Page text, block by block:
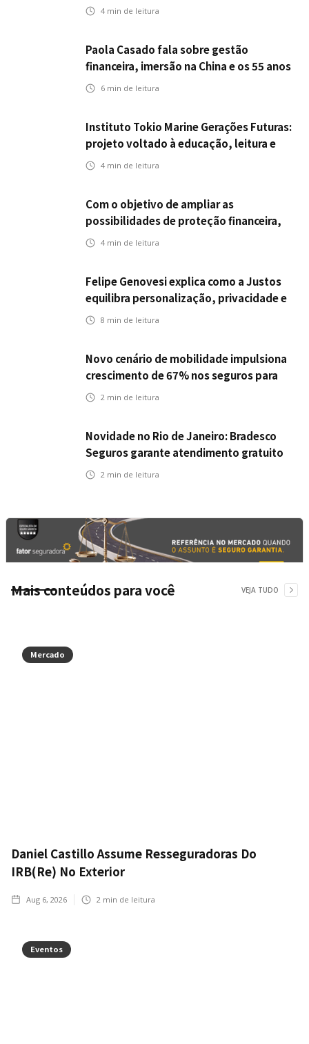
errado
4 min de leitura
Paola Casado fala sobre gestão
financeira, imersão na China e os 55 anos
da ENS
6 min de leitura
Instituto Tokio Marine Gerações Futuras:
projeto voltado à educação, leitura e
empregabilidade
4 min de leitura
Com o objetivo de ampliar as
possibilidades de proteção financeira,
Icatu Seguros eleva capital segurado
4 min de leitura
Felipe Genovesi explica como a Justos
equilibra personalização, privacidade e
tecnologia
8 min de leitura
Novo cenário de mobilidade impulsiona
crescimento de 67% nos seguros para
veículos elétricos da Bradesco Seguros
2 min de leitura
Novidade no Rio de Janeiro: Bradesco
Seguros garante atendimento gratuito
na Ponte Rio-Niterói
2 min de leitura
Mais conteúdos para você VEJA TUDO
Mercado
Daniel Castillo Assume Resseguradoras Do
IRB(Re) No Exterior
Aug 6, 2026 2 min de leitura
Eventos